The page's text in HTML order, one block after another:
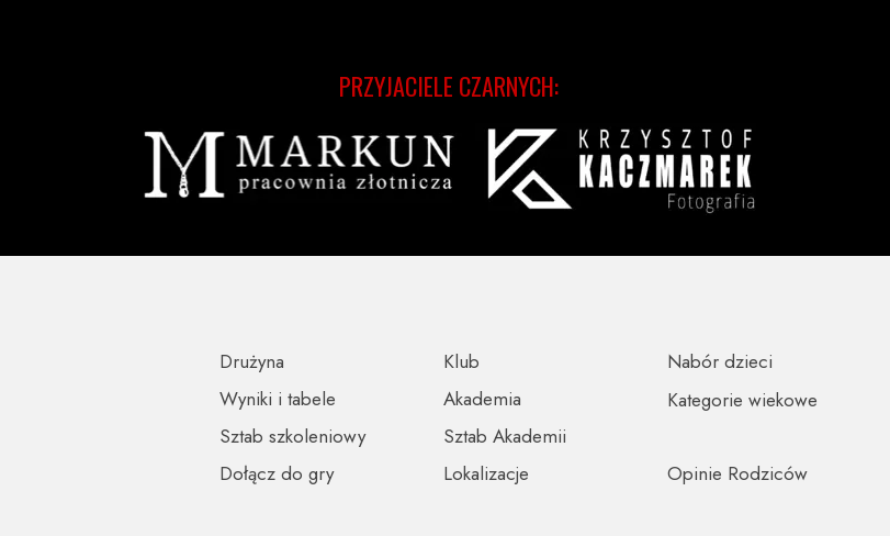
PRZYJACIELE CZARNYCH:
Opinie Rodziców
Nabór dzieci
Wyniki i tabele
Kategorie wiekowe
Lokalizacje
Sztab szkoleniowy
Sztab Akademii
Dołącz do gry
Drużyna
Akademia
Klub